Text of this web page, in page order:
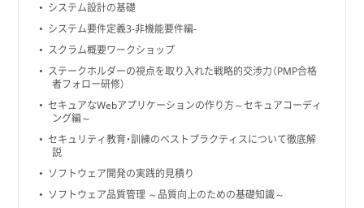
システム設計の基礎
システム要件定義3-非機能要件編-
スクラム概要ワークショップ
ステークホルダーの視点を取り入れた戦略的交渉力（PMP合格
者フォロー研修）
セキュアなWebアプリケーションの作り方～セキュアコーディ
ング編～
セキュリティ教育・訓練のベストプラクティスについて徹底解
説
ソフトウェア開発の実践的見積り
ソフトウェア品質管理 ～品質向上のための基礎知識～